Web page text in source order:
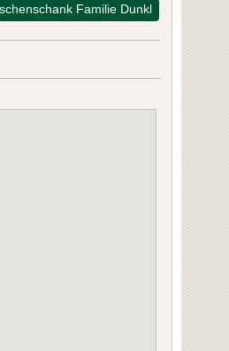
Familie Dunkl